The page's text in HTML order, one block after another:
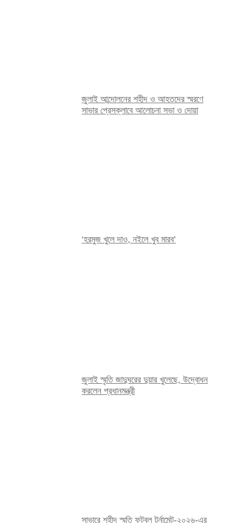
জুলাই আন্দোলনের শহীদ ও আহতদের স্মরণে
সাভার প্রেসক্লাবে আলোচনা সভা ও দোয়া
‘হরমুজ খুলে দাও, নইলে খুব মারব’
জুলাই স্মৃতি জাদুঘরের দুয়ার খুলেছে, উদ্বোধন
করলেন প্রধানমন্ত্রী
সাভারে শহীদ স্মৃতি ফুটবল টুর্নামেন্ট-২০২৬-এর